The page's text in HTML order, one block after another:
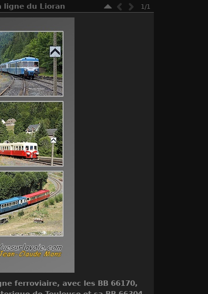
ligne du Lioran 1/1
ferroviaire, avec les BB 66170,